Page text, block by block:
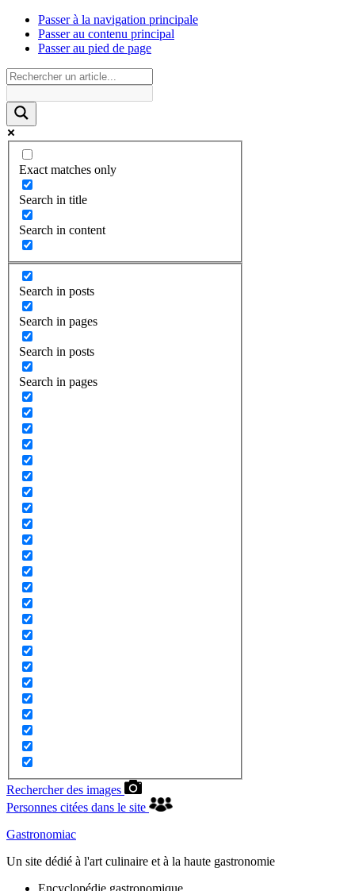
Passer à la navigation principale
Passer au contenu principal
Passer au pied de page
Exact matches only
Search in title
Search in content
Search in posts
Search in pages
Search in posts
Search in pages
Rechercher des images
Personnes citées dans le site
Gastronomiac
Un site dédié à l'art culinaire et à la haute gastronomie